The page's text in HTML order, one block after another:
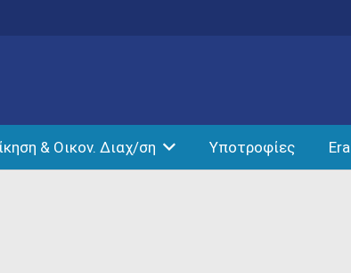
& Οικον. Διαχ/ση Υποτροφίες